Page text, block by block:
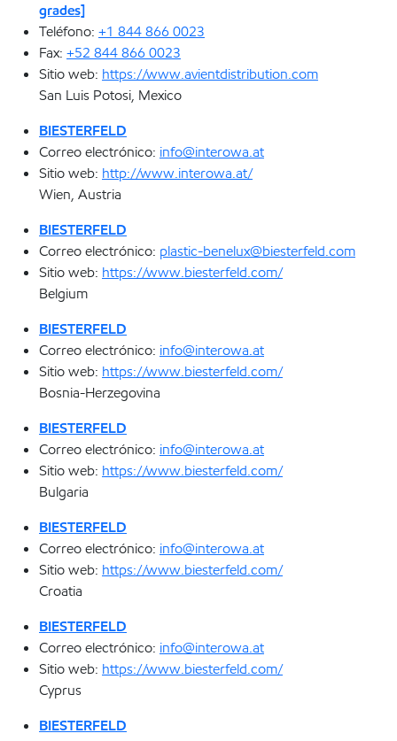
grades]
Teléfono: +1 844 866 0023
Fax: +52 844 866 0023
Sitio web: https://www.avientdistribution.com
San Luis Potosi, Mexico
BIESTERFELD
Correo electrónico: info@interowa.at
Sitio web: http://www.interowa.at/
Wien, Austria
BIESTERFELD
Correo electrónico: plastic-benelux@biesterfeld.com
Sitio web: https://www.biesterfeld.com/
Belgium
BIESTERFELD
Correo electrónico: info@interowa.at
Sitio web: https://www.biesterfeld.com/
Bosnia-Herzegovina
BIESTERFELD
Correo electrónico: info@interowa.at
Sitio web: https://www.biesterfeld.com/
Bulgaria
BIESTERFELD
Correo electrónico: info@interowa.at
Sitio web: https://www.biesterfeld.com/
Croatia
BIESTERFELD
Correo electrónico: info@interowa.at
Sitio web: https://www.biesterfeld.com/
Cyprus
BIESTERFELD